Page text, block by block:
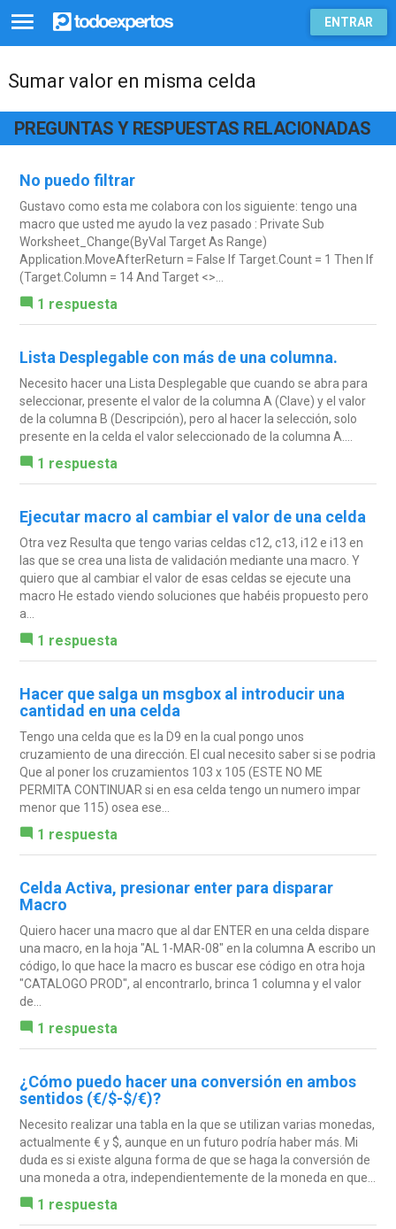
ENTRAR
Sumar valor en misma celda
PREGUNTAS Y RESPUESTAS RELACIONADAS
No puedo filtrar
Gustavo como esta me colabora con los siguiente: tengo una
macro que usted me ayudo la vez pasado : Private Sub
Worksheet_Change(ByVal Target As Range)
Application.MoveAfterReturn = False If Target.Count = 1 Then If
(Target.Column = 14 And Target <>...
1 respuesta
Lista Desplegable con más de una columna.
Necesito hacer una Lista Desplegable que cuando se abra para
seleccionar, presente el valor de la columna A (Clave) y el valor
de la columna B (Descripción), pero al hacer la selección, solo
presente en la celda el valor seleccionado de la columna A....
1 respuesta
Ejecutar macro al cambiar el valor de una celda
Otra vez Resulta que tengo varias celdas c12, c13, i12 e i13 en
las que se crea una lista de validación mediante una macro. Y
quiero que al cambiar el valor de esas celdas se ejecute una
macro He estado viendo soluciones que habéis propuesto pero
a...
1 respuesta
Hacer que salga un msgbox al introducir una
cantidad en una celda
Tengo una celda que es la D9 en la cual pongo unos
cruzamiento de una dirección. El cual necesito saber si se podria
Que al poner los cruzamientos 103 x 105 (ESTE NO ME
PERMITA CONTINUAR si en esa celda tengo un numero impar
menor que 115) osea ese...
1 respuesta
Celda Activa, presionar enter para disparar
Macro
Quiero hacer una macro que al dar ENTER en una celda dispare
una macro, en la hoja "AL 1-MAR-08" en la columna A escribo un
código, lo que hace la macro es buscar ese código en otra hoja
"CATALOGO PROD", al encontrarlo, brinca 1 columna y el valor
de...
1 respuesta
¿Cómo puedo hacer una conversión en ambos
sentidos (€/$-$/€)?
Necesito realizar una tabla en la que se utilizan varias monedas,
actualmente € y $, aunque en un futuro podría haber más. Mi
duda es si existe alguna forma de que se haga la conversión de
una moneda a otra, independientemente de la moneda en que...
1 respuesta